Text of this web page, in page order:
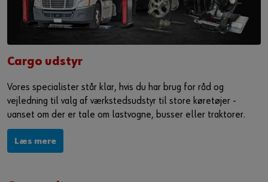
Cargo udstyr
Vores specialister står klar, hvis du har brug for råd og
vejledning til valg af værkstedsudstyr til store køretøjer -
uanset om der er tale om lastvogne, busser eller traktorer.
Læs mere